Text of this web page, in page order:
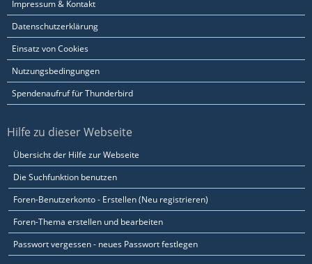
Impressum & Kontakt
Datenschutzerklärung
Einsatz von Cookies
Nutzungsbedingungen
Spendenaufruf für Thunderbird
Hilfe zu dieser Webseite
Übersicht der Hilfe zur Webseite
Die Suchfunktion benutzen
Foren-Benutzerkonto - Erstellen (Neu registrieren)
Foren-Thema erstellen und bearbeiten
Passwort vergessen - neues Passwort festlegen